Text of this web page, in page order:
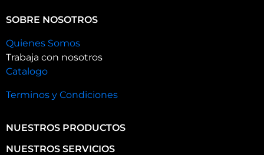
SOBRE NOSOTROS
Quienes Somos
Trabaja con nosotros
Catalogo
Terminos y Condiciones
NUESTROS PRODUCTOS
NUESTROS SERVICIOS